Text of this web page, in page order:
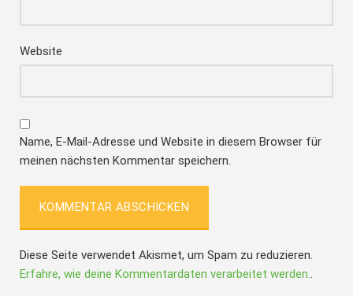
Website
Name, E-Mail-Adresse und Website in diesem Browser für
meinen nächsten Kommentar speichern.
Diese Seite verwendet Akismet, um Spam zu reduzieren.
Erfahre, wie deine Kommentardaten verarbeitet werden..